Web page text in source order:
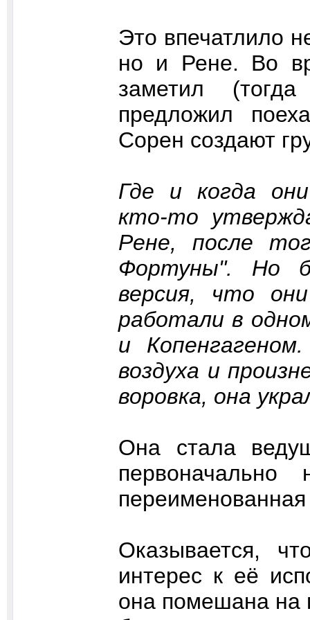
Это впечатлило
но и Рене. Во
заметил
предложил
Сорен создают
Где и когда
кто-то
Рене, после
Фортуны". Но
версия, что
работали в
и
воздуха и
воровка, она
Она стала
Оказывается,
интерес к её
она помешана на